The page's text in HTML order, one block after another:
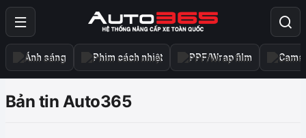
Ánh sáng Phim cách nhiệt PPF/Wrap film
Bản tin Auto365